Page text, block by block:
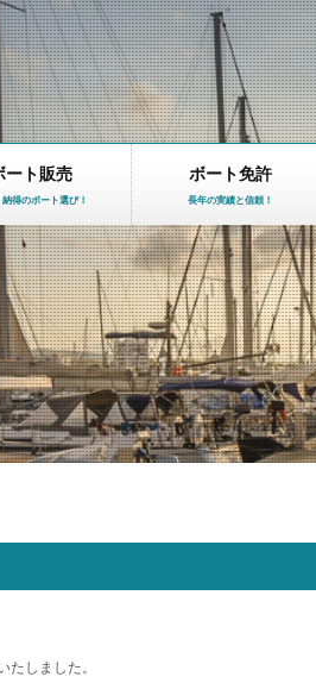
ート販売
得のボート選び！
ボート免許
長年の実績と信頼！
しました。